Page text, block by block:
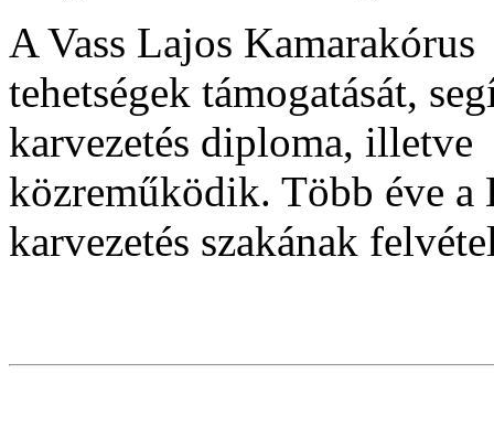
A Vass Lajos
tehetségek támogatását,
karvezetés diploma,
közreműködik. Több éve a
karvezetés szakának